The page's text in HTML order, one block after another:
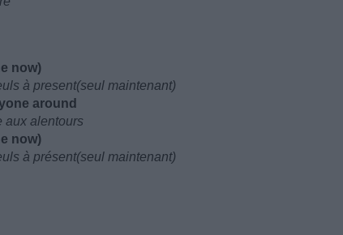
now)
à present(seul maintenant)
around
aux alentours
now)
à présent(seul maintenant)